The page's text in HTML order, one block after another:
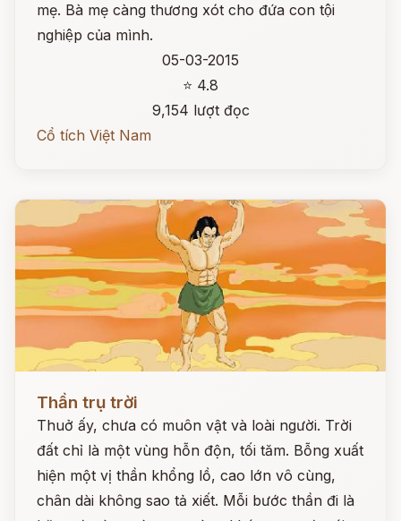
mẹ. Bà mẹ càng thương xót cho đứa con tội
nghiệp của mình.
05-03-2015
⭐ 4.8
9,154 lượt đọc
Cổ tích Việt Nam
Đọc ngay
Thần trụ trời
Thuở ấy, chưa có muôn vật và loài người. Trời
đất chỉ là một vùng hỗn độn, tối tăm. Bỗng xuất
hiện một vị thần khổng lồ, cao lớn vô cùng,
chân dài không sao tả xiết. Mỗi bước thần đi là